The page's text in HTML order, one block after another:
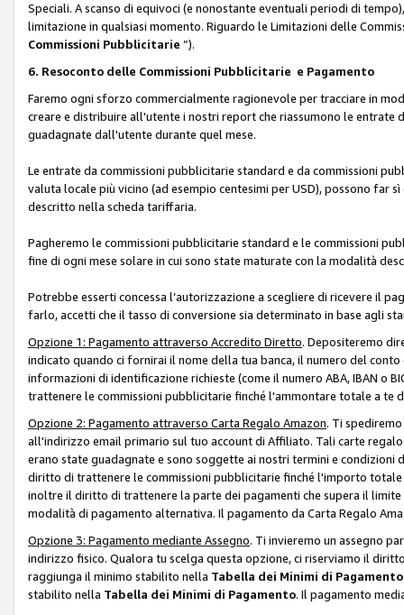
Speciali. A scanso di equivoci (e nonostante eventuali periodi di
limitazione in qualsiasi momento. Riguardo le Limitazioni delle
Commissioni Pubblicitarie ”).
6. Resoconto delle Commissioni Pubblicitarie e Pagamento
Faremo ogni sforzo commercialmente ragionevole per tracciare in
creare e distribuire all'utente i nostri report che riassumono le
guadagnate dall'utente durante quel mese.
Le entrate da commissioni pubblicitarie standard e da commissioni
valuta locale più vicino (ad esempio centesimi per USD), possono far
descritto nella scheda tariffaria.
Pagheremo le commissioni pubblicitarie standard e le commissioni
fine di ogni mese solare in cui sono state maturate con la modalità
Potrebbe esserti concessa l’autorizzazione a scegliere di ricevere il
farlo, accetti che il tasso di conversione sia determinato in base agli
Opzione 1: Pagamento attraverso Accredito Diretto. Depositeremo
indicato quando ci fornirai il nome della tua banca, il numero del
informazioni di identificazione richieste (come il numero ABA, IBAN o
trattenere le commissioni pubblicitarie finché l'ammontare totale a
Opzione 2: Pagamento attraverso Carta Regalo Amazon. Ti
all'indirizzo email primario sul tuo account di Affiliato. Tali carte
erano state guadagnate e sono soggette ai nostri termini e
diritto di trattenere le commissioni pubblicitarie finché l'importo
inoltre il diritto di trattenere la parte dei pagamenti che supera il
modalità di pagamento alternativa. Il pagamento da Carta Regalo
Opzione 3: Pagamento mediante Assegno. Ti invieremo un assegno
indirizzo fisico. Qualora tu scelga questa opzione, ci riserviamo il
raggiunga il minimo stabilito nella Tabella dei Minimi di Pagamento
stabilito nella Tabella dei Minimi di Pagamento. Il pagamento